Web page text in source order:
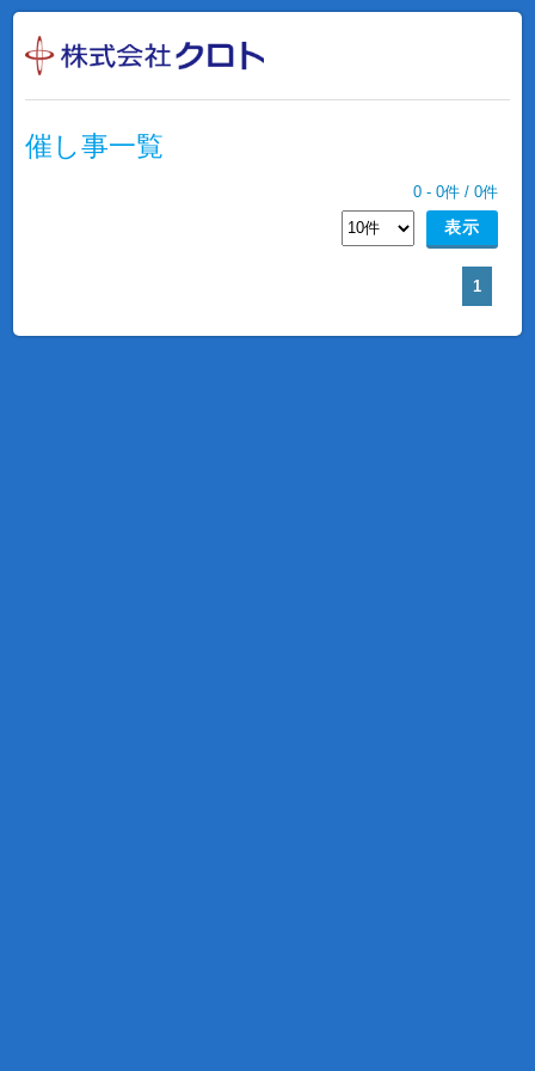
催し事一覧
0- 0件 / 0件
1